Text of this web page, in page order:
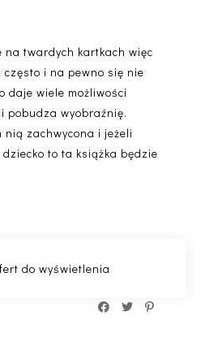
na twardych kartkach więc
i na pewno się nie
daje wiele możliwości
pobudza wyobraźnię.
nią zachwycona i jeżeli
to ta książka będzie